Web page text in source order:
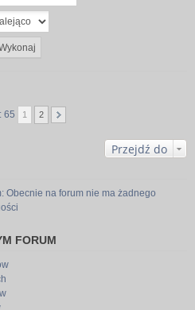
65 1 2
Przejdź do
Obecnie na forum nie ma żadnego
FORUM